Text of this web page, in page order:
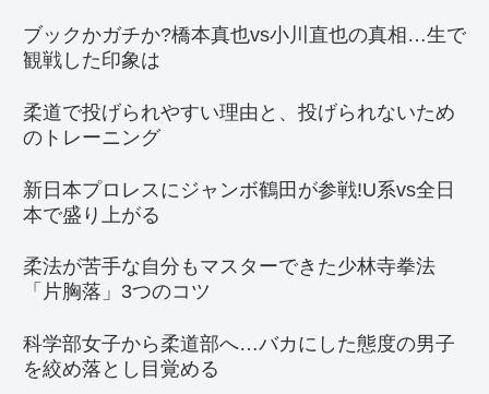
ブックかガチか?橋本真也vs小川直也の真相…生で
観戦した印象は
柔道で投げられやすい理由と、投げられないため
のトレーニング
新日本プロレスにジャンボ鶴田が参戦!U系vs全日
本で盛り上がる
柔法が苦手な自分もマスターできた少林寺拳法
「片胸落」3つのコツ
科学部女子から柔道部へ…バカにした態度の男子
を絞め落とし目覚める